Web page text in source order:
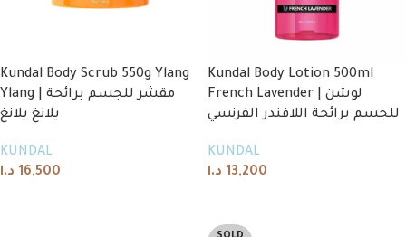
Kundal Body Scrub 550g Ylang
Ylang | مقشر للجسم برائحة
يلانغ يلانغ
KUNDAL
16,500 د.ا
Kundal Body Lotion 500ml
French Lavender | لوشن
للجسم برائحة اللافندر الفرنسي
KUNDAL
13,200 د.ا